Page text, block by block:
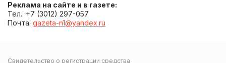
Реклама на сайте и в газете:
Тел.: +7 (3012) 297-057
Почта: gazeta-n1@yandex.ru
Свидетельство о регистрации средства